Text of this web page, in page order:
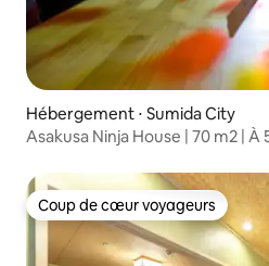
Hébergement ⋅ Sumida City
Asakusa Ninja House | 70 m2 | À
Coup de cœur voyageurs
Coup de cœur voyageurs